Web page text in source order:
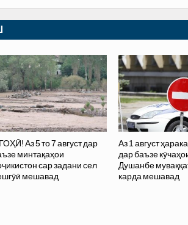
Аз 5 то 7 август дар
минтақаҳои
сар задани сел
мешавад
Аз 1 август
дар баъзе
Душанбе
карда мешавад